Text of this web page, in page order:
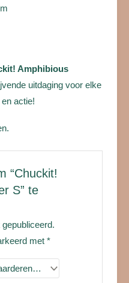
Amphibious
uitdaging voor elke
actie!
“Chuckit!
S” te
met*